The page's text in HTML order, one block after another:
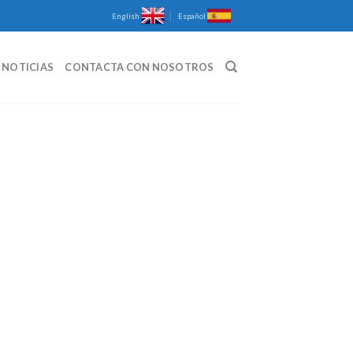
English Español
NOTICIAS CONTACTA CON NOSOTROS